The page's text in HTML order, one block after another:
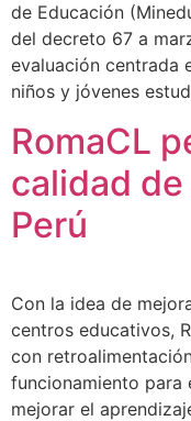
de Educación
del decreto 67 a
evaluación centrada
niños y jóvenes
RomaCL
calidad
Perú
Con la idea de
centros educativos,
con
funcionamiento para
mejorar el